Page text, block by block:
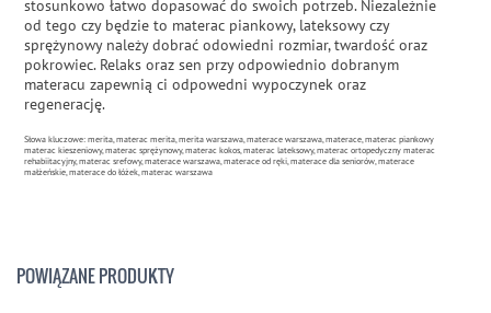
stosunkowo łatwo dopasować do swoich potrzeb. Niezależnie
od tego czy będzie to materac piankowy, lateksowy czy
sprężynowy należy dobrać odowiedni rozmiar, twardość oraz
pokrowiec. Relaks oraz sen przy odpowiednio dobranym
materacu zapewnią ci odpowedni wypoczynek oraz
regenerację.
Słowa kluczowe: merita, materac merita, merita warszawa, materace warszawa, materace, materac piankowy
materac kieszeniowy, materac sprężynowy, materac kokos, materac lateksowy, materac ortopedyczny materac
rehabiitacyjny, materac srefowy, materace warszawa, materace od ręki, materace dla seniorów, materace
małżeńskie, materace do łóżek, materac warszawa
POWIĄZANE PRODUKTY